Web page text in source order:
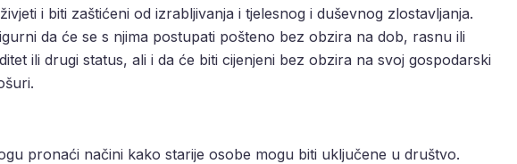
i biti zaštićeni od izrabljivanja i tjelesnog i duševnog zlostavljanja.
da će se s njima postupati pošteno bez obzira na dob, rasnu ili
ili drugi status, ali i da će biti cijenjeni bez obzira na svoj gospodarski
pronaći načini kako starije osobe mogu biti uključene u društvo.